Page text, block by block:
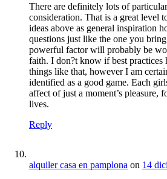
There are definitely lots of
consideration. That is a great level
ideas above as general inspiration
questions just like the one you
powerful factor will probably be
faith. I don?t know if best practices
things like that, however I am
identified as a good game. Each
affect of just a moment’s pleasure,
lives.
Reply
alquiler casa en pamplona on 14